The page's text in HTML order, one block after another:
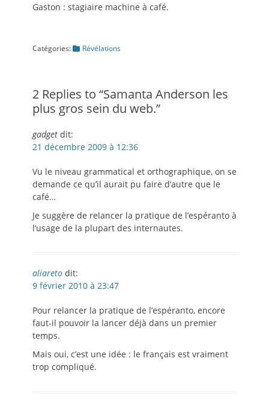
Gaston : stagiaire machine à café.
Catégories
Catégories: Révélations
2 Replies to “Samanta Anderson les
plus gros sein du web.”
gadget dit:
21 décembre 2009 à 12:36
Vu le niveau grammatical et orthographique, on se
demande ce qu’il aurait pu faire d’autre que le
café…
Je suggère de relancer la pratique de l’espéranto à
l’usage de la plupart des internautes.
aliareto dit:
9 février 2010 à 23:47
Pour relancer la pratique de l’espéranto, encore
faut-il pouvoir la lancer déjà dans un premier
temps.
Mais oui, c’est une idée : le français est vraiment
trop compliqué.